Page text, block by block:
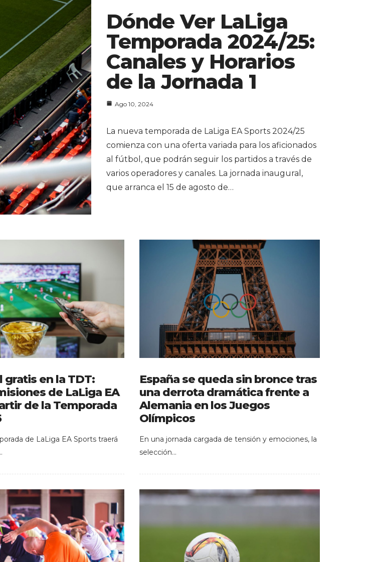
Dónde Ver LaLiga
Temporada 2024/25:
Canales y Horarios
de la Jornada 1
Ago 10, 2024
La nueva temporada de LaLiga EA Sports 2024/25
comienza con una oferta variada para los aficionados
al fútbol, que podrán seguir los partidos a través de
varios operadores y canales. La jornada inaugural,
que arranca el 15 de agosto de…
gratis en la TDT:
de LaLiga EA
de la Temporada
de LaLiga EA Sports traerá
España se queda sin bronce tras
una derrota dramática frente a
Alemania en los Juegos
Olímpicos
En una jornada cargada de tensión y emociones, la
selección…